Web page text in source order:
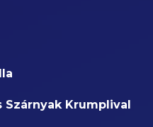
Szárnyak Krumplival